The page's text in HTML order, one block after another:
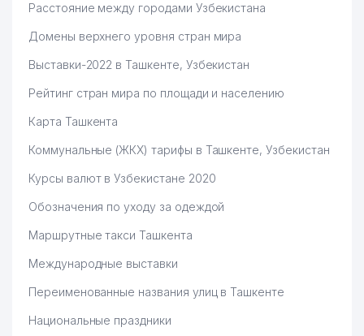
Расстояние между городами Узбекистана
Домены верхнего уровня стран мира
Выставки-2022 в Ташкенте, Узбекистан
Рейтинг стран мира по площади и населению
Карта Ташкента
Коммунальные (ЖКХ) тарифы в Ташкенте, Узбекистан
Курсы валют в Узбекистане 2020
Обозначения по уходу за одеждой
Маршрутные такси Ташкента
Международные выставки
Переименованные названия улиц в Ташкенте
Национальные праздники